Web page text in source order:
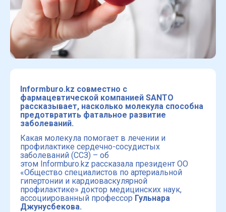
Informburo.kz совместно с
фармацевтической компанией SANTO
рассказывает, насколько молекула способна
предотвратить фатальное развитие
заболеваний.
Какая молекула помогает в лечении и
профилактике сердечно-сосудистых
заболеваний (ССЗ) – об
этом Informburo.kz рассказала президент ОО
«Общество специалистов по артериальной
гипертонии и кардиоваскулярной
профилактике» доктор медицинских наук,
ассоциированный профессор Гульнара
Джунусбекова.